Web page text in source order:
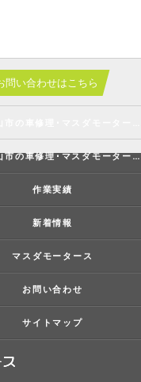
問い合わせはこちら
大和郡山市の車修理･マスダモータースのお客様の声
作業実績
新着情報
マスダモータース
お問い合わせ
サイトマップ